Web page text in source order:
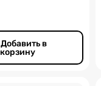
Добавить в
корзину